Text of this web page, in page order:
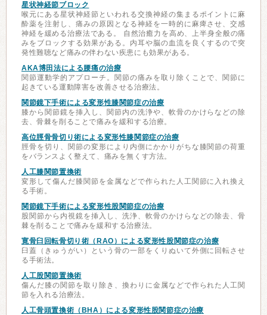
星状神経節ブロック
喉元にある星状神経節といわれる交換神経の集まるポイントに麻
酔薬を注射し、痛みの原因となる神経を一時的に麻痺させ、交感
神経を緩める治療法である。 自然治癒力を高め、上半身全般の痛
みをブロックする効果がある。内耳や脳の血流を良くするので突
発性難聴など痛みの伴わない疾患にも効果がある。
AKA博田法による腰痛の治療
関節運動学的アプローチ。関節の痛みを取り除くことで、関節に
起きている運動障害を改善させる治療法。
関節鏡下手術による変形性膝関節症の治療
膝から関節鏡を挿入し、関節内の洗浄や、軟骨のかけらなどの除
去、骨棘を削ることで痛みを緩和する治療。
高位脛骨骨切り術による変形性膝関節症の治療
脛骨を切り、関節の変形により内側にかかりがちな膝関節の荷重
をバランスよく整えて、痛みを無くす方法。
人工膝関節置換術
変形して傷んだ膝関節を金属などで作られた人工関節に入れ換え
る手術。
関節鏡下手術による変形性股関節症の治療
股関節から内視鏡を挿入し、洗浄、軟骨のかけらなどの除去、骨
棘を削ることで痛みを緩和する治療法。
寛骨臼回転骨切り術（RAO）による変形性股関節症の治療
臼蓋（きゅうがい）という骨の一部をくりぬいて外側に回転させ
る手術法。
人工股関節置換術
傷んだ膝の関節を取り除き、換わりに金属などで作られた人工関
節を入れる治療法。
人工骨頭置換術（BHA）による変形性股関節症の治療